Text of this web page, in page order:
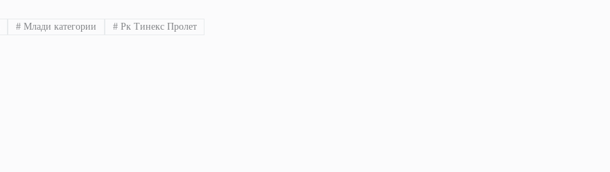
#Млади категории #Рк Тинекс Пролет